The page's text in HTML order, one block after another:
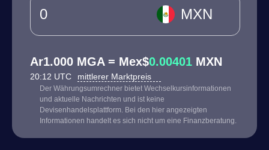
MXN
Ar1.000 MGA = Mex$0.00401 MXN
20:12 UTC mittlerer Marktpreis
Der Währungsumrechner bietet Wechselkursinformationen
und aktuelle Nachrichten und ist keine
Devisenhandelsplattform. Bei den hier angezeigten
Informationen handelt es sich nicht um eine Finanzberatung.